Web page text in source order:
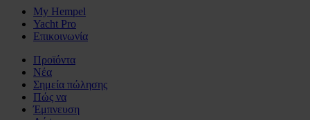
My Hempel
Yacht Pro
Επικοινωνία
Προϊόντα
Νέα
Σημεία πώλησης
Πώς να
Έμπνευση